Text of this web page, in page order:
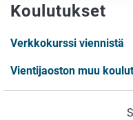
Koulutukset
Verkkokurssi viennistä
Vientijaoston muu